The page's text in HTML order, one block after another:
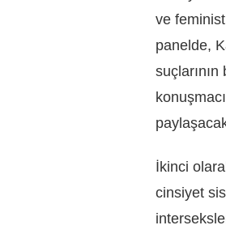
ve feminist
panelde,
İkinci
cinsiyet